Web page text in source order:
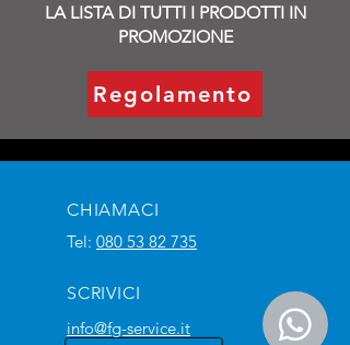
LA LISTA DI TUTTI I PRODOTTI IN
PROMOZIONE
Regolamento
CHIAMACI
Tel: 080 53 82 735
SCRIVICI
info@fg-service.it